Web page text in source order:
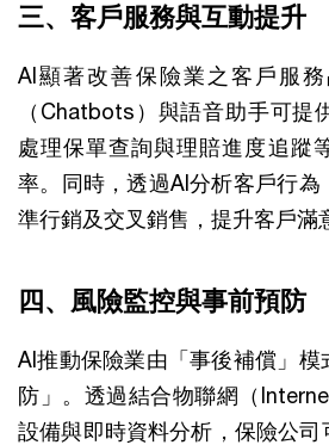
三、客戶服務與互動提升
AI顯著改善保險業之客戶服
（Chatbots）與語音助手可提
處理保單查詢與理賠進度追蹤
率。同時，透過AI分析客戶行
準行銷及交叉銷售，提升客戶滿
四、風險監控與事前預防
AI推動保險業由「事後補償」
防」。透過結合物聯網（
設備與即時資料分析，保險公